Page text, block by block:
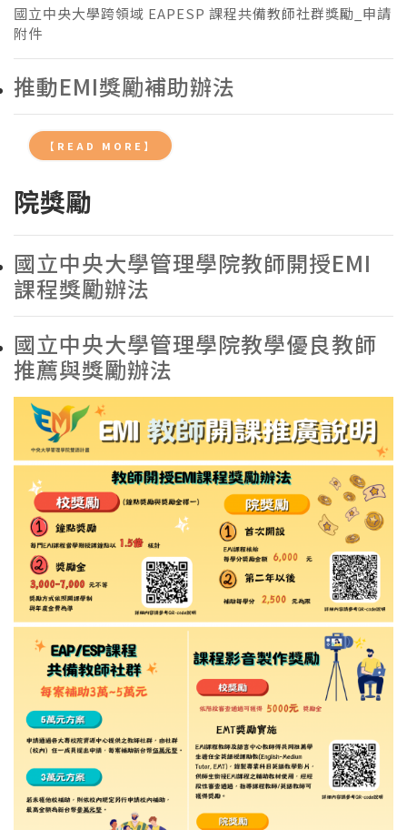
國立中央大學跨領域 EAPESP 課程共備教師社群獎勵_申請
附件
推動EMI獎勵補助辦法
【READ MORE】
院獎勵
國立中央大學管理學院教師開授EMI
課程獎勵辦法
國立中央大學管理學院教學優良教師
推薦與獎勵辦法